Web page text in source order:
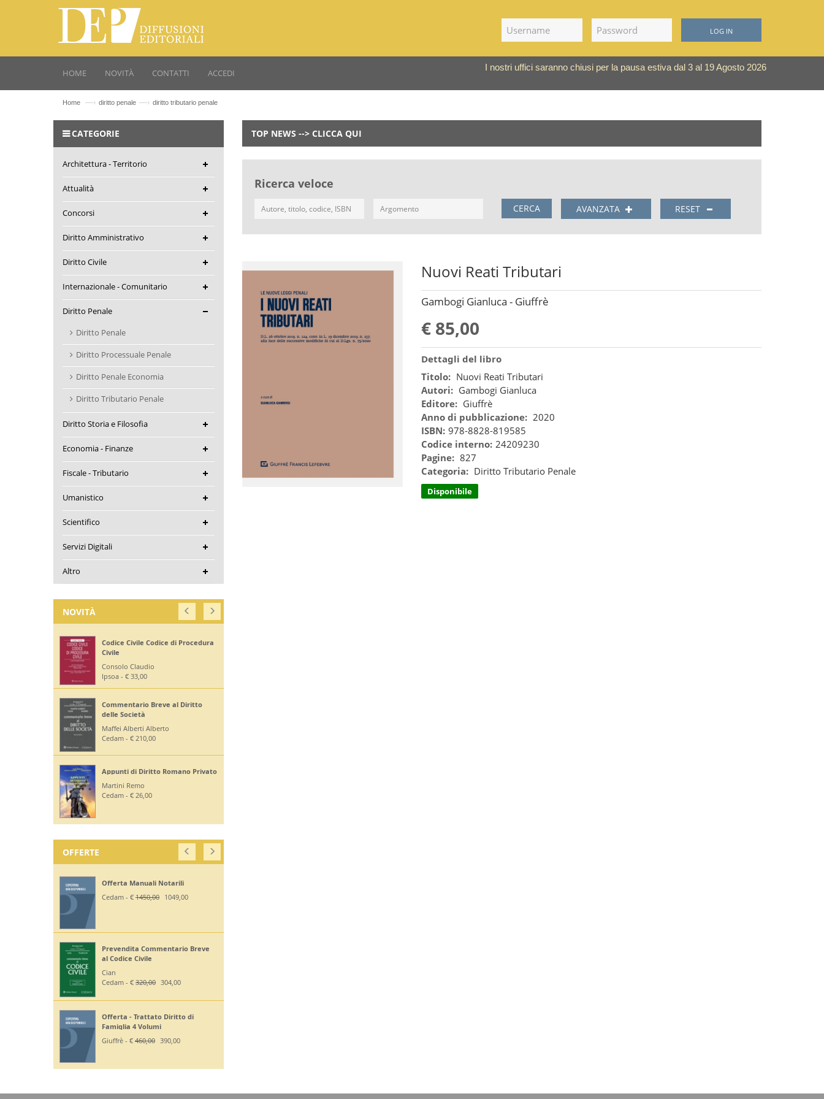
LOG IN
HOME NOVITÀ CONTATTI ACCEDI
I nostri uffici saranno chiusi per la pausa estiva dal 3 al 19 Agosto 2026
Home —› diritto penale —› diritto tributario penale
TOP NEWS --> CLICCA QUI
Ricerca veloce
CERCA AVANZATA RESET
Nuovi Reati Tributari
Gambogi Gianluca - Giuffrè
€ 85,00
Dettagli del libro
Titolo: Nuovi Reati Tributari
Autori: Gambogi Gianluca
Editore: Giuffrè
Anno di pubblicazione: 2020
ISBN: 978-8828-819585
Codice interno: 24209230
Pagine: 827
Categoria: Diritto Tributario Penale
Disponibile
CATEGORIE
Architettura - Territorio
Attualità
Concorsi
Diritto Amministrativo
Diritto Civile
Internazionale - Comunitario
Diritto Penale
Diritto Penale
Diritto Processuale Penale
Diritto Penale Economia
Diritto Tributario Penale
Diritto Storia e Filosofia
Economia - Finanze
Fiscale - Tributario
Umanistico
Scientifico
Servizi Digitali
Altro
NOVITÀ
Codice Civile Codice di Procedura
Civile
Consolo Claudio
Ipsoa - € 33,00
Commentario Breve al Diritto
delle Società
Maffei Alberti Alberto
Cedam - € 210,00
Appunti di Diritto Romano Privato
Martini Remo
Cedam - € 26,00
OFFERTE
Offerta Manuali Notarili
Cedam - € 1450,00 1049,00
Prevendita Commentario Breve
al Codice Civile
Cian
Cedam - € 320,00 304,00
Offerta - Trattato Diritto di
Famiglia 4 Volumi
Giuffrè - € 460,00 390,00